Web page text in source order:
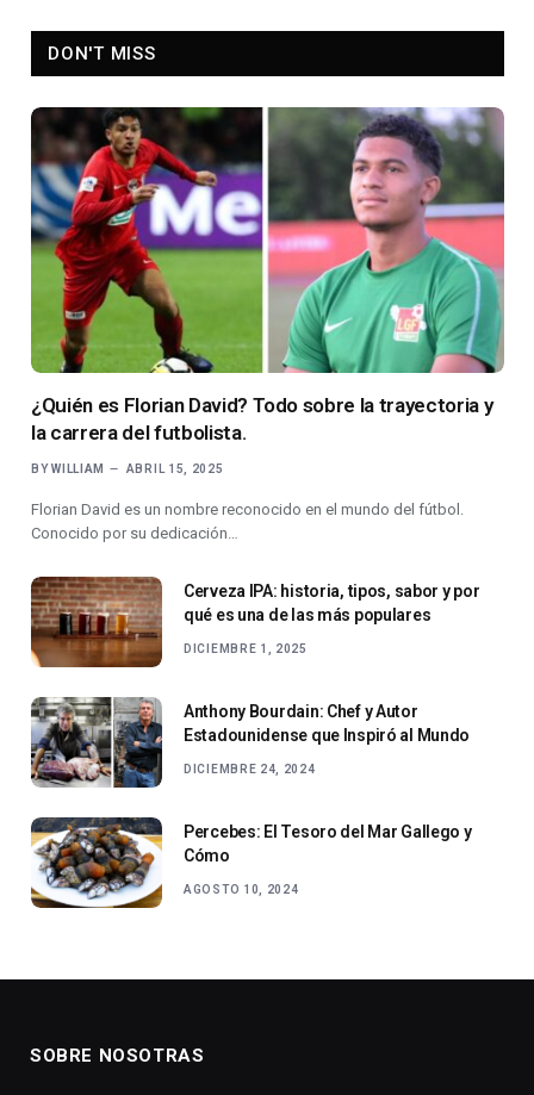
DON'T MISS
¿Quién es Florian David? Todo sobre la trayectoria y
la carrera del futbolista.
BY WILLIAM ABRIL 15, 2025
Florian David es un nombre reconocido en el mundo del fútbol.
Conocido por su dedicación…
Cerveza IPA: historia, tipos, sabor y por
qué es una de las más populares
DICIEMBRE 1, 2025
Anthony Bourdain: Chef y Autor
Estadounidense que Inspiró al Mundo
DICIEMBRE 24, 2024
Percebes: El Tesoro del Mar Gallego y
Cómo
AGOSTO 10, 2024
SOBRE NOSOTRAS